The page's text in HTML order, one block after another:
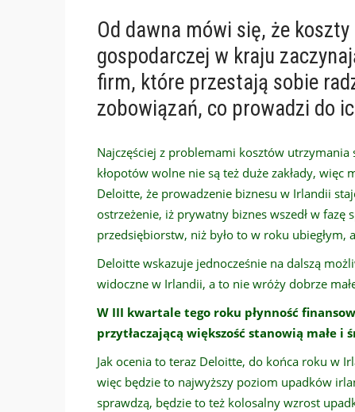
Od dawna mówi się, że
gospodarczej w kraju
firm, które przestają sobie
zobowiązań, co prowadzi do
Najczęściej z problemami kosztów
kłopotów wolne nie są też duże zakłady,
Deloitte, że prowadzenie biznesu w Irlandii
ostrzeżenie, iż prywatny biznes wszedł w fazę
przedsiębiorstw, niż było to w roku
Deloitte wskazuje jednocześnie na dalszą
widoczne w Irlandii, a to nie wróży dobrze
W III kwartale tego roku płynność
przytłaczającą większość stanowią małe i
Jak ocenia to teraz Deloitte, do końca roku w
więc będzie to najwyższy poziom upadków
sprawdzą, będzie to też kolosalny wzrost